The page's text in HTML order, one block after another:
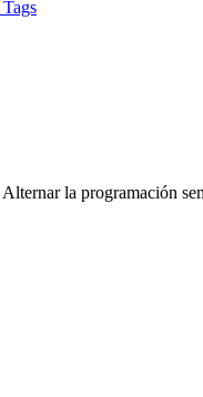
Alternar la programación